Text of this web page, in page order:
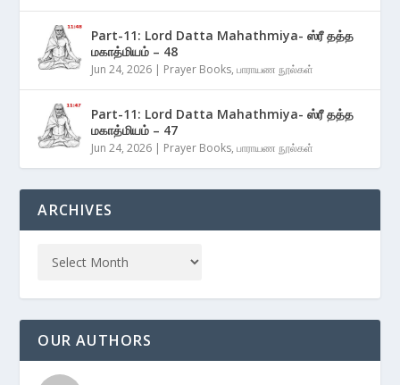
Part-11: Lord Datta Mahathmiya- ஸ்ரீ தத்த
மகாத்மியம் – 48
Jun 24, 2026 | Prayer Books,பாராயண நூல்கள்
Part-11: Lord Datta Mahathmiya- ஸ்ரீ தத்த
மகாத்மியம் – 47
Jun 24, 2026 | Prayer Books,பாராயண நூல்கள்
ARCHIVES
OUR AUTHORS